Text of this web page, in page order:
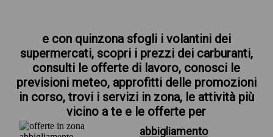
e con quinzona sfogli i volantini dei
supermercati, scopri i prezzi dei carburanti,
consulti le offerte di lavoro, conosci le
previsioni meteo, approfitti delle promozioni
in corso, trovi i servizi in zona, le attività più
vicino a te e le offerte per
abbigliamento